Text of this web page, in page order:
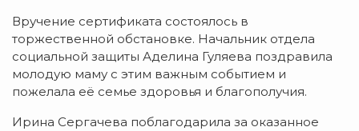
Вручение сертификата состоялось в
торжественной обстановке. Начальник отдела
социальной защиты Аделина Гуляева поздравила
молодую маму с этим важным событием и
пожелала её семье здоровья и благополучия.
Ирина Сергачева поблагодарила за оказанное